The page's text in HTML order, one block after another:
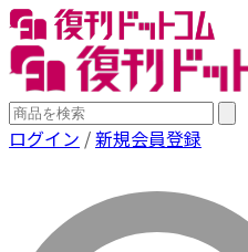
ログイン /新規会員登録